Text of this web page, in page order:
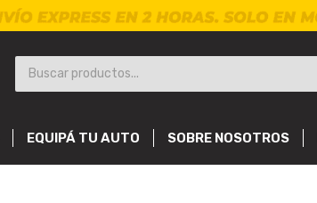
EQUIPÁ TU AUTO SOBRE NOSOTROS